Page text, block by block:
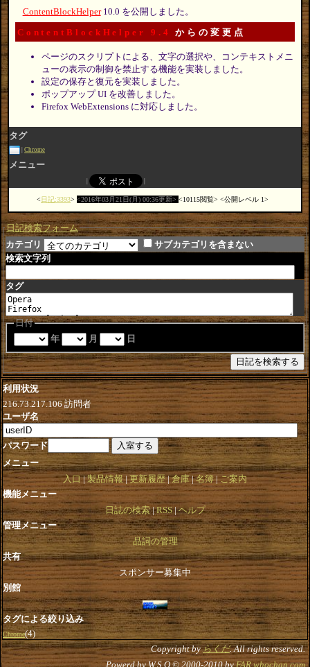
ContentBlockHelper10.0 を公開しました。
ContentBlockHelper 9.4 からの変更点
ページのスクリプトによる、文字の選択や、コンテキストメニ
ューの表示の制御を禁止する機能を実装しました。
設定の保存と復元を実装しました。
ポップアップ UI を改善しました。
Firefox WebExtensions に対応しました。
タグ
Chrome
メニュー
日記:3393 2016年03月21日(月) 00:36更新 10115閲覧 公開レベル 1
日記検索フォーム
カテゴリ
サブカテゴリを含まない
検索文字列
タグ
日付
年
月 日
利用状況
216.73.217.106訪問者
ユーザ名
パスワード
メニュー
入口 製品情報 更新履歴 倉庫 名簿 ご案内
機能メニュー
日誌の検索 RSS ヘルプ
管理メニュー
品詞の管理
共有
スポンサー募集中
別館
タグによる絞り込み
Chrome(4)
Copyright byらくだ. All rights reserved.
Powerd by W.S.O © 2000-2010 byFAR.whochan.com